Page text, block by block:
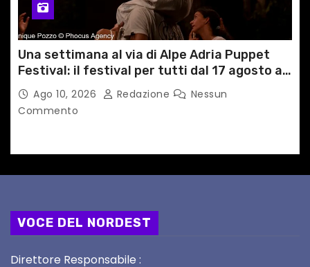
Una settimana al via di Alpe Adria Puppet
Festival: il festival per tutti dal 17 agosto a
GRADO
Ago 10, 2026 Redazione
Nessun
Commento
VOCE DEL NORDEST
Direttore Responsabile :